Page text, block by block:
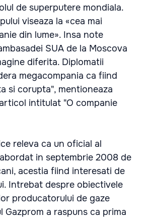
de superputere mondiala.
viseaza la «cea mai
din lume». Insa note
SUA de la Moscova
diferita. Diplomatii
megacompania ca fiind
si corupta", mentioneaza
intitulat "O companie
releva ca un oficial al
in septembrie 2008 de
acestia fiind interesati de
Intrebat despre obiectivele
producatorului de gaze
Gazprom a raspuns ca prima